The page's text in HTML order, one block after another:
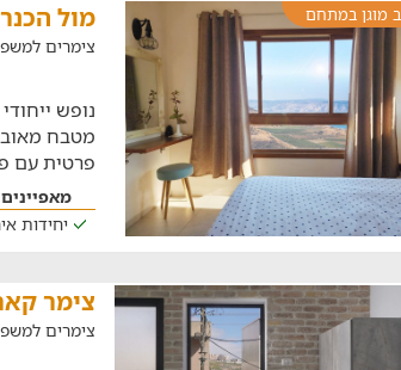
מוגן במתחם מול
צימרים
נופש
מטבח
פרטית עם
מאפיינים
יחידות
צימר
צימרים